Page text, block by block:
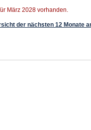
März 2028 vorhanden.
der nächsten 12 Monate